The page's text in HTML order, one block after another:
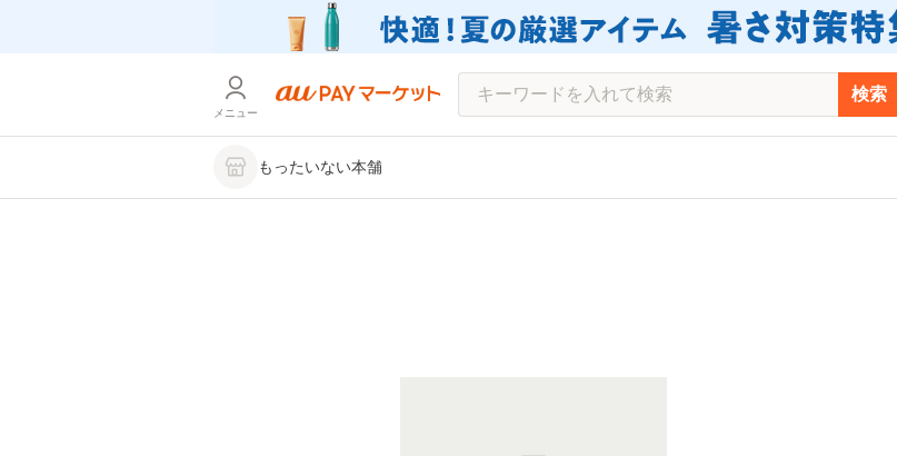
メニュー
検索
もったいない本舗